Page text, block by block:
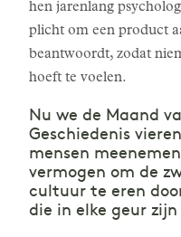
hen jarenlang
plicht om een product
beantwoordt, zodat
hoeft te voelen.
Nu we de Maand
Geschiedenis
mensen
vermogen om de
cultuur te eren
die in elke geur